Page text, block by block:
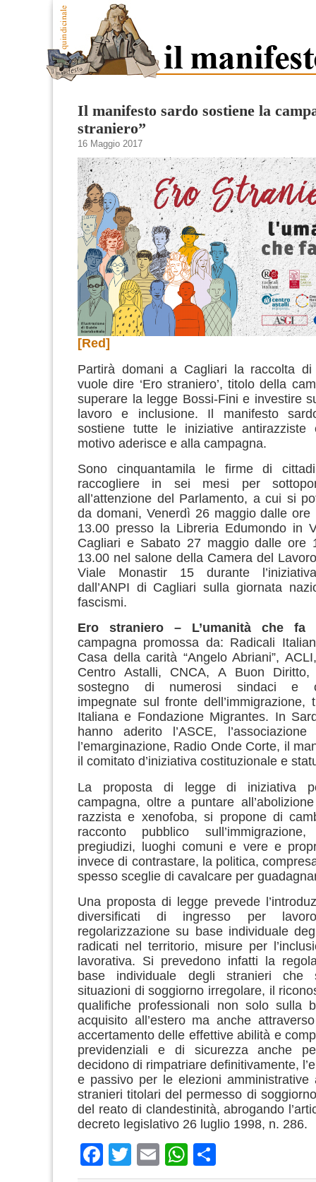
Il manifesto sardo sostiene la
straniero”
16 Maggio 2017
[Red]
Partirà domani a Cagliari la raccolta
vuole dire ‘Ero straniero’, titolo della
superare la legge Bossi-Fini e investire
lavoro e inclusione. Il manifesto
sostiene tutte le iniziative
motivo aderisce e alla campagna.
Sono cinquantamila le firme di
raccogliere in sei mesi per
all’attenzione del Parlamento, a cui si
da domani, Venerdì 26 maggio dalle ore
13.00 presso la Libreria Edumondo in
Cagliari e Sabato 27 maggio dalle ore
13.00 nel salone della Camera del
Viale Monastir 15 durante
dall’ANPI di Cagliari sulla giornata
fascismi.
Ero straniero – L’umanità che fa
campagna promossa da: Radicali
Casa della carità “Angelo Abriani”,
Centro Astalli, CNCA, A Buon
sostegno di numerosi sindaci e
impegnate sul fronte dell’immigrazione,
Italiana e Fondazione Migrantes. In
hanno aderito l’ASCE,
l’emarginazione, Radio Onde Corte, il
il comitato d’iniziativa costituzionale e
La proposta di legge di iniziativa
campagna, oltre a puntare
razzista e xenofoba, si propone di
racconto pubblico
pregiudizi, luoghi comuni e vere e
invece di contrastare, la politica,
spesso sceglie di cavalcare per
Una proposta di legge prevede
diversificati di ingresso per
regolarizzazione su base individuale
radicati nel territorio, misure per
lavorativa. Si prevedono infatti la
base individuale degli stranieri
situazioni di soggiorno irregolare, il
qualifiche professionali non solo sulla
acquisito all’estero ma anche
accertamento delle effettive abilità e
previdenziali e di sicurezza anche
decidono di rimpatriare definitivamente,
e passivo per le elezioni amministrative
stranieri titolari del permesso di
del reato di clandestinità, abrogando
decreto legislativo 26 luglio 1998, n. 286.
Facebook
TwitterEmailWhatsApp